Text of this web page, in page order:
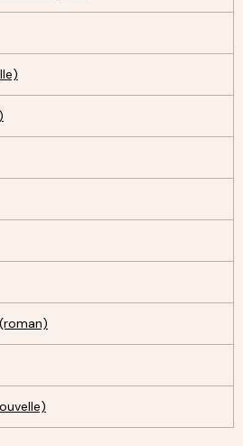
(roman)